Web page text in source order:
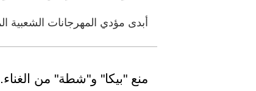
أبدى مؤدي المهرجانات الشعبية
منع "بيكا" و"شطة" من